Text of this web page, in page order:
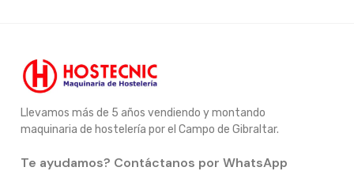
Llevamos más de 5 años vendiendo y montando
maquinaria de hostelería por el Campo de Gibraltar.
Te ayudamos? Contáctanos por WhatsApp